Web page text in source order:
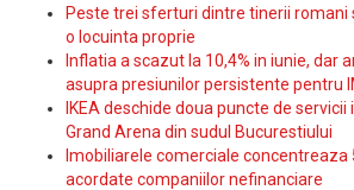
Peste trei sferturi dintre tinerii romani
o locuinta proprie
Inflatia a scazut la 10,4% in iunie, dar
asupra presiunilor persistente pentru
IKEA deschide doua puncte de
Grand Arena din sudul Bucurestiului
Imobiliarele comerciale concentreaza
acordate companiilor nefinanciare